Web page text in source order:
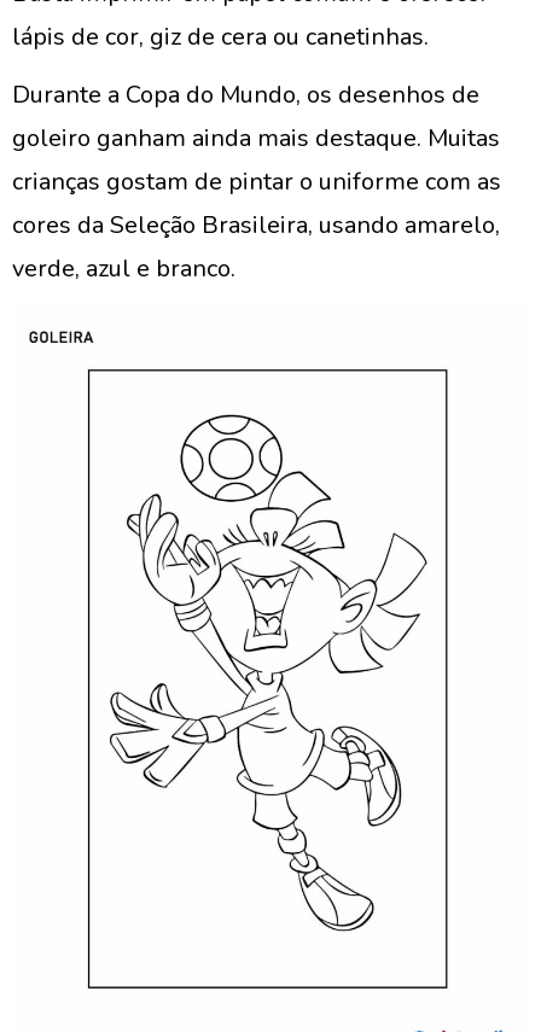
lápis de cor, giz de cera ou canetinhas.
Durante a Copa do Mundo, os desenhos de
goleiro ganham ainda mais destaque. Muitas
crianças gostam de pintar o uniforme com as
cores da Seleção Brasileira, usando amarelo,
verde, azul e branco.